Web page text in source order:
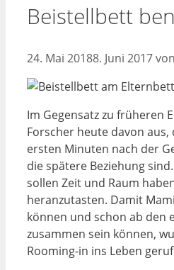
Beistellbett
24. Mai 20188. Juni 2017von
Im Gegensatz zu früheren
Forscher heute davon aus,
ersten Minuten nach der
die spätere Beziehung
sollen Zeit und Raum
heranzutasten. Damit
können und schon ab den
zusammen sein können,
Rooming-in ins Leben